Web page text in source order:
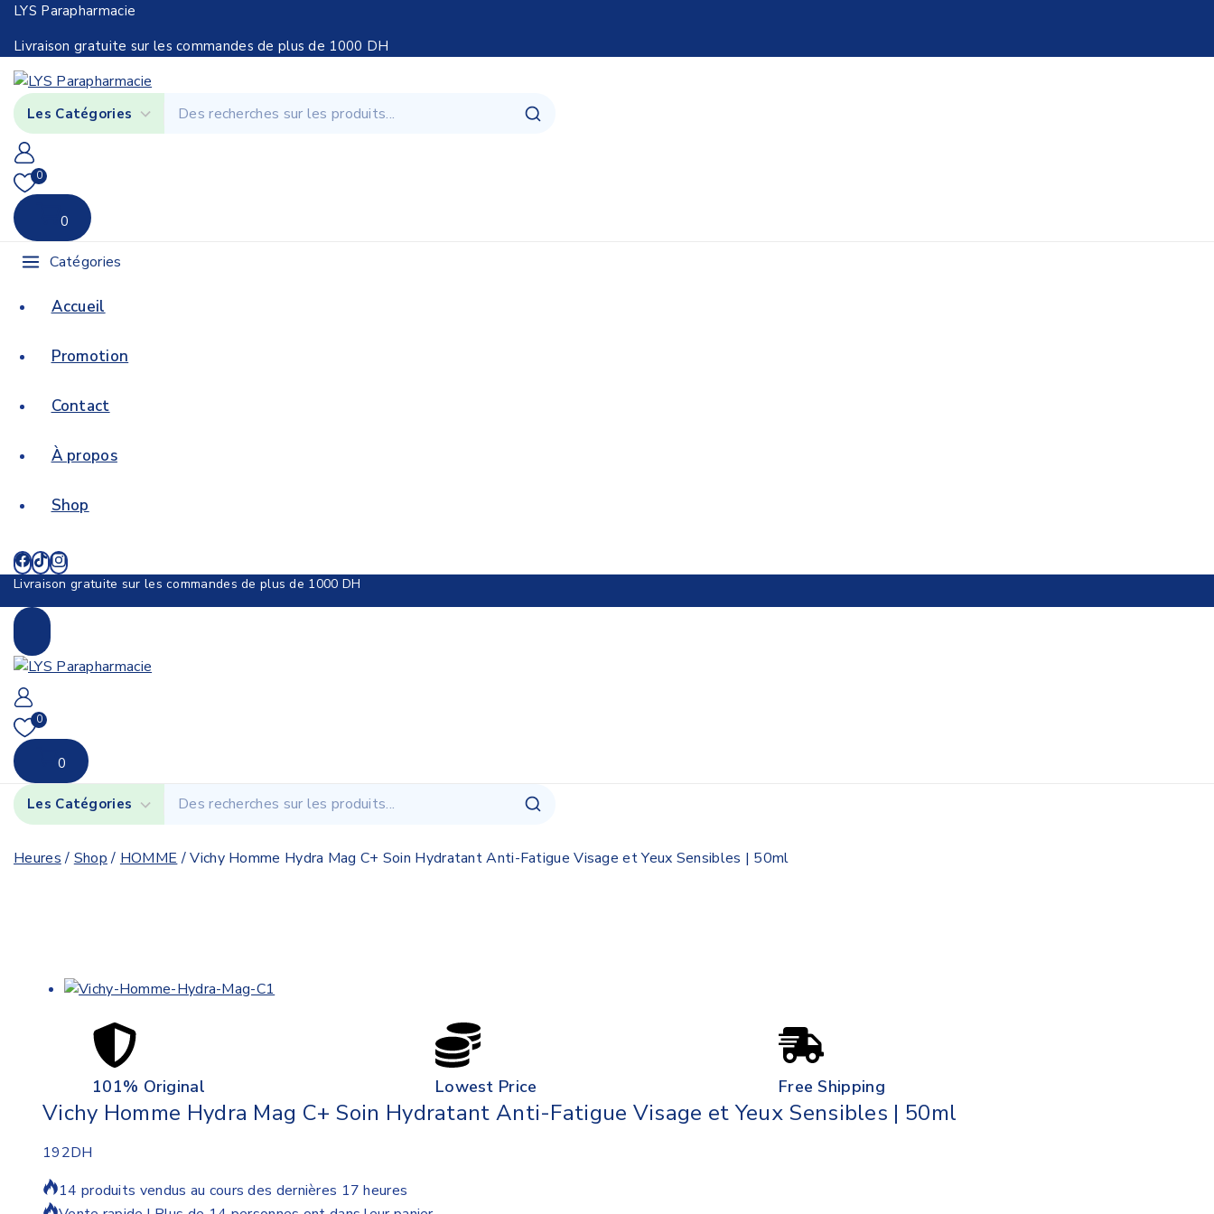
LYS Parapharmacie
Livraison gratuite sur les commandes de plus de 1000 DH
0
0
Catégories
Accueil
Promotion
Contact
À propos
Shop
Livraison gratuite sur les commandes de plus de 1000 DH
0
0
Heures / Shop / HOMME /Vichy Homme Hydra Mag C+ Soin Hydratant Anti-Fatigue Visage et Yeux Sensibles | 50ml
101% Original Lowest Price Free Shipping
Vichy Homme Hydra Mag C+ Soin Hydratant Anti-Fatigue Visage et Yeux Sensibles | 50ml
192DH
14 produits vendus au cours des dernières 17 heures